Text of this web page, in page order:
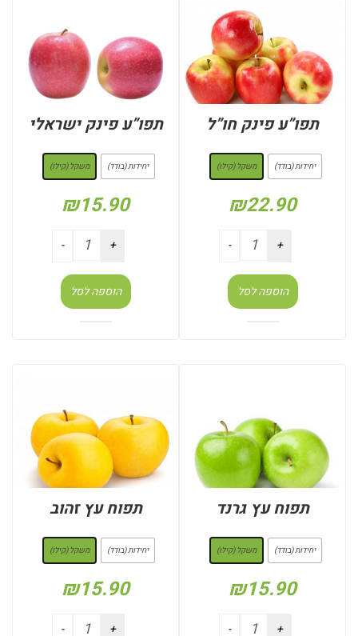
תפו”ע פינק חו”ל
יחידות (בודד) משקל (קילו)
₪22.90
הוספה לסל
תפו”ע פינק ישראלי
יחידות (בודד) משקל (קילו)
₪15.90
הוספה לסל
תפוח עץ גרנד
יחידות (בודד) משקל (קילו)
₪15.90
תפוח עץ זהוב
יחידות (בודד) משקל (קילו)
₪15.90